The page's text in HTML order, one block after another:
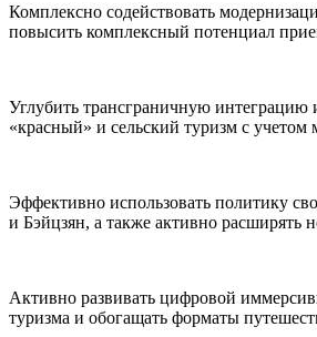
Комплексно содействовать
повысить комплексный потенциал
Углубить трансграничную интеграцию
«красный» и сельский туризм с учетом
Эффективно использовать политику
и Бэйцзян, а также активно
Активно развивать цифровой
туризма и обогащать форматы